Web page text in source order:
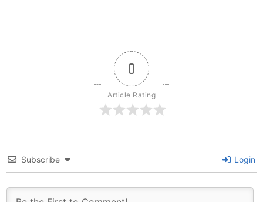
0
Article Rating
Subscribe Login